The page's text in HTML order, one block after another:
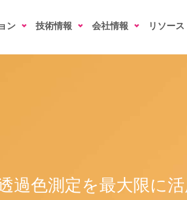
ン 技術情報 会社情報 リソース
過色測定を最大限に